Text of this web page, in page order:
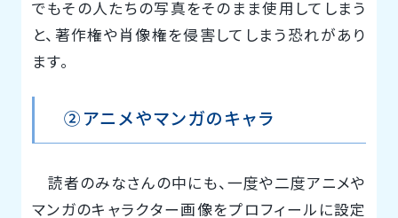
でもその人たちの写真をそのまま使用してしまう
と、著作権や肖像権を侵害してしまう恐れがあり
ます。
②アニメやマンガのキャラ
読者のみなさんの中にも、一度や二度アニメや
マンガのキャラクター画像をプロフィールに設定